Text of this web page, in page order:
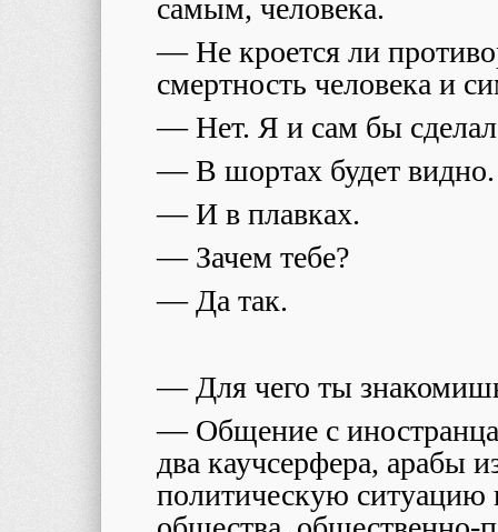
самым, человека.
— Не кроется ли
смертность человека и
— Нет. Я и сам бы
— В шортах будет видно.
— И в плавках.
— Зачем тебе?
— Да так.
— Для чего ты
— Общение с
два каучсерфера, арабы
политическую ситуацию